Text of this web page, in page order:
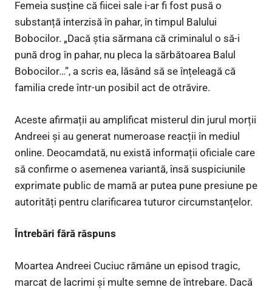
Femeia susține că fiicei sale i-ar fi fost pusă o
substanță interzisă în pahar, în timpul Balului
Bobocilor. „Dacă știa sărmana că criminalul o să-i
pună drog în pahar, nu pleca la sărbătoarea Balul
Bobocilor…”, a scris ea, lăsând să se înțeleagă că
familia crede într-un posibil act de otrăvire.
Aceste afirmații au amplificat misterul din jurul morții
Andreei și au generat numeroase reacții în mediul
online. Deocamdată, nu există informații oficiale care
să confirme o asemenea variantă, însă suspiciunile
exprimate public de mamă ar putea pune presiune pe
autorități pentru clarificarea tuturor circumstanțelor.
Întrebări fără răspuns
Moartea Andreei Cuciuc rămâne un episod tragic,
marcat de lacrimi și multe semne de întrebare. Dacă